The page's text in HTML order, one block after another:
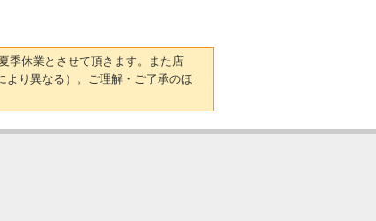
季休業とさせて頂きます。また店
より異なる）。ご理解・ご了承のほ